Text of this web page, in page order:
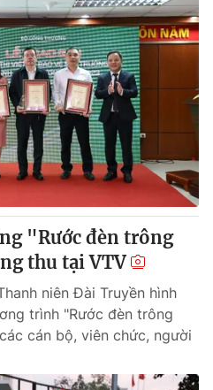
thức nếu không có sự chấp
VTV.vn khi phát hành lại
"Rước đèn trông
thu tại VTV
niên Đài Truyền hình
trình "Rước đèn trông
cán bộ, viên chức, người